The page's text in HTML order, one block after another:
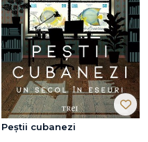
Peștii cubanezi